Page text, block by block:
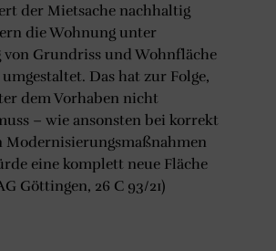
der Mietsache nachhaltig
die Wohnung unter
von Grundriss und Wohnfläche
Das hat zur Folge,
dem Vorhaben nicht
– wie ansonsten bei korrekt
Modernisierungsmaßnahmen
eine komplett neue Fläche
Göttingen, 26 C 93/21)